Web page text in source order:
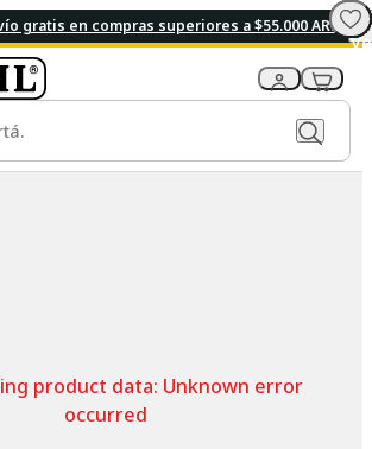
gratis en compras superiores a $55.000 ARS
product data: Unknown error
occurred